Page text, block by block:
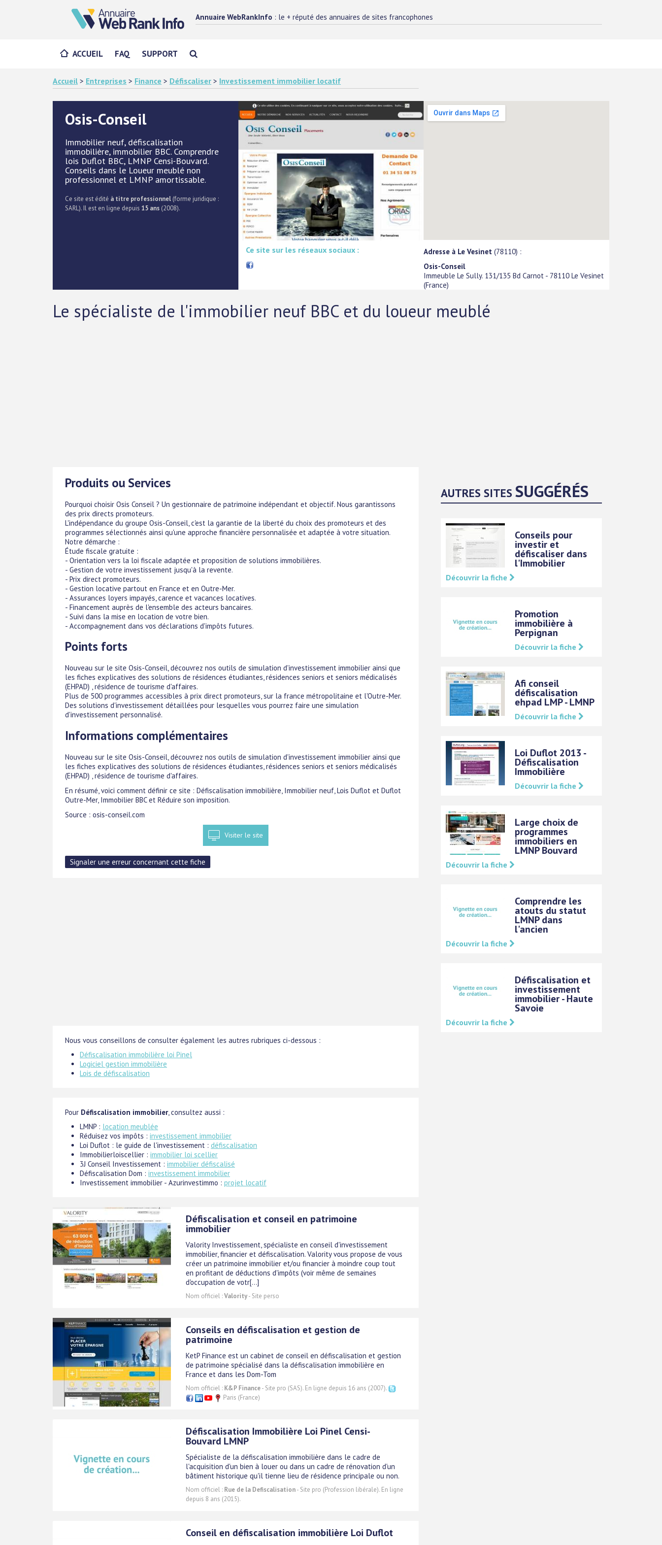
Annuaire WebRankInfo : le + réputé des annuaires de sites francophones
ACCUEIL FAQ SUPPORT
Accueil > Entreprises > Finance > Défiscaliser > Investissement immobilier locatif
Osis-Conseil
Immobilier neuf, défiscalisation
immobilière, immobilier BBC. Comprendre
lois Duflot BBC, LMNP Censi-Bouvard.
Conseils dans le Loueur meublé non
professionnel et LMNP amortissable.
Ce site est édité à titre professionnel (forme juridique :
SARL). Il est en ligne depuis 15 ans (2008).
Ce site sur les réseaux sociaux : Adresse à Le Vesinet (78110) :
Osis-Conseil
Immeuble Le Sully. 131/135 Bd Carnot - 78110 Le Vesinet
(France)
Le spécialiste de l'immobilier neuf BBC et du loueur meublé
Produits ou Services
Pourquoi choisir Osis Conseil ? Un gestionnaire de patrimoine indépendant et objectif. Nous garantissons
des prix directs promoteurs.
L'indépendance du groupe Osis-Conseil, c'est la garantie de la liberté du choix des promoteurs et des
programmes sélectionnés ainsi qu'une approche financière personnalisée et adaptée à votre situation.
Notre démarche :
Étude fiscale gratuite :
- Orientation vers la loi fiscale adaptée et proposition de solutions immobilières.
- Gestion de votre investissement jusqu'à la revente.
- Prix direct promoteurs.
- Gestion locative partout en France et en Outre-Mer.
- Assurances loyers impayés, carence et vacances locatives.
- Financement auprès de l'ensemble des acteurs bancaires.
- Suivi dans la mise en location de votre bien.
- Accompagnement dans vos déclarations d'impôts futures.
Points forts
Nouveau sur le site Osis-Conseil, découvrez nos outils de simulation d'investissement immobilier ainsi que
les fiches explicatives des solutions de résidences étudiantes, résidences seniors et seniors médicalisés
(EHPAD) , résidence de tourisme d'affaires.
Plus de 500 programmes accessibles à prix direct promoteurs, sur la france métropolitaine et l'Outre-Mer.
Des solutions d'investissement détaillées pour lesquelles vous pourrez faire une simulation
d'investissement personnalisé.
Informations complémentaires
Nouveau sur le site Osis-Conseil, découvrez nos outils de simulation d'investissement immobilier ainsi que
les fiches explicatives des solutions de résidences étudiantes, résidences seniors et seniors médicalisés
(EHPAD) , résidence de tourisme d'affaires.
En résumé, voici comment définir ce site : Défiscalisation immobilière, Immobilier neuf, Lois Duflot et Duflot
Outre-Mer, Immobilier BBC et Réduire son imposition.
Source : osis-conseil.com
Visiter le site
Nous vous conseillons de consulter également les autres rubriques ci-dessous :
Défiscalisation immobilière loi Pinel
Logiciel gestion immobilière
Lois de défiscalisation
Pour Défiscalisation immobilier, consultez aussi :
LMNP : location meublée
Réduisez vos impôts : investissement immobilier
Loi Duflot : le guide de l'investissement : défiscalisation
Immobilierloiscellier : immobilier loi scellier
3J Conseil Investissement : immobilier défiscalisé
Défiscalisation Dom : investissement immobilier
Investissement immobilier - Azurinvestimmo : projet locatif
Défiscalisation et conseil en patrimoine
immobilier
Valority Investissement, spécialiste en conseil d'investissement
immobilier, financier et défiscalisation. Valority vous propose de vous
créer un patrimoine immobilier et/ou financier à moindre coup tout
en profitant de déductions d'impôts (voir même de semaines
d'occupation de votr[...]
Nom officiel :Valority- Site perso
Conseils en défiscalisation et gestion de
patrimoine
KetP Finance est un cabinet de conseil en défiscalisation et gestion
de patrimoine spécialisé dans la défiscalisation immobilière en
France et dans les Dom-Tom
Nom officiel : K&P Finance- Site pro (SAS). En ligne depuis 16 ans (2007).
Paris (France)
Défiscalisation Immobilière Loi Pinel Censi-
Bouvard LMNP
Spécialiste de la défiscalisation immobilière dans le cadre de
l'acquisition d'un bien à louer ou dans un cadre de rénovation d'un
bâtiment historique qu'il tienne lieu de résidence principale ou non.
Nom officiel : Rue de la Defiscalisation- Site pro (Profession libérale). En ligne
depuis 8 ans (2015).
Conseil en défiscalisation immobilière Loi Duflot
AUTRES SITESSUGGÉRÉS
Conseils pour
investir et
défiscaliser dans
l'Immobilier
Découvrir la fiche
Promotion
immobilière à
Perpignan
Découvrir la fiche
Afi conseil
défiscalisation
ehpad LMP - LMNP
Découvrir la fiche
Loi Duflot 2013 -
Défiscalisation
Immobilière
Découvrir la fiche
Large choix de
programmes
immobiliers en
LMNP Bouvard
Découvrir la fiche
Comprendre les
atouts du statut
LMNP dans
l'ancien
Découvrir la fiche
Défiscalisation et
investissement
immobilier - Haute
Savoie
Découvrir la fiche